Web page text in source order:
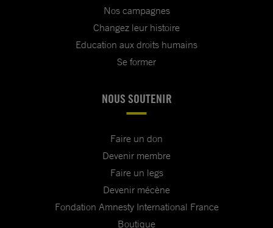
Nos campagnes
Changez leur histoire
Education aux droits humains
Se former
NOUS SOUTENIR
Faire un don
Devenir membre
Faire un legs
Devenir mécène
Fondation Amnesty International France
Boutique